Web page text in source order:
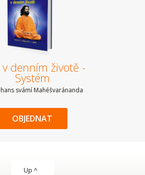
v denním životě -
Systém
svámí Mahéšvaránanda
OBJEDNAT
Up ^